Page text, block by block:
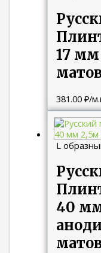
17
381.00₽/
L
40